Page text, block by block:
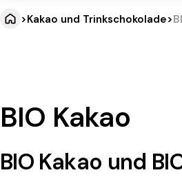
>Kakao und Trinkschokolade>
BIO Kakao
BIO Kakao und